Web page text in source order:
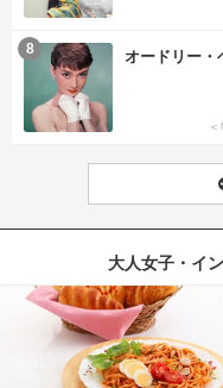
オードリー・
8
大人女子・イ